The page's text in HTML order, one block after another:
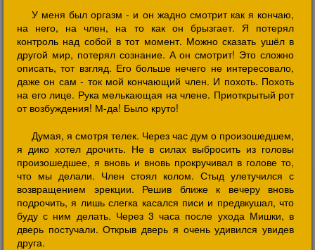
У меня был оргазм - и он жадно смотрит как я кончаю,
на него, на член, на то как он брызгает. Я потерял
контроль над собой в тот момент. Можно сказать ушёл в
другой мир, потерял сознание. А он смотрит! Это сложно
описать, тот взгляд. Его больше нечего не интересовало,
даже он сам - ток мой кончающий член. И похоть. Похоть
на его лице. Рука мелькающая на члене. Приоткрытый рот
от возбуждения! М-да! Было круто!
Думая, я смотря телек. Через час дум о произошедшем,
я дико хотел дрочить. Не в силах выбросить из головы
произошедшее, я вновь и вновь прокручивал в голове то,
что мы делали. Член стоял колом. Стыд улетучился с
возвращением эрекции. Решив ближе к вечеру вновь
подрочить, я лишь слегка касался писи и предвкушал, что
буду с ним делать. Через 3 часа после ухода Мишки, в
дверь постучали. Открыв дверь я очень удивился увидев
друга.